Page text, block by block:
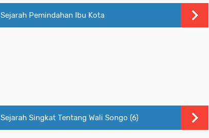
Sejarah Pemindahan Ibu Kota
Sejarah Singkat Tentang Wali Songo (6)